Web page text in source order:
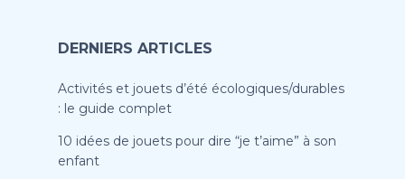
DERNIERS ARTICLES
Activités et jouets d’été écologiques/durables
: le guide complet
10 idées de jouets pour dire “je t’aime” à son
enfant